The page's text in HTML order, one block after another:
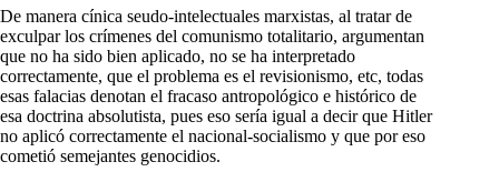
De manera cínica seudo-intelectuales marxistas, al tratar de
exculpar los crímenes del comunismo totalitario, argumentan
que no ha sido bien aplicado, no se ha interpretado
correctamente, que el problema es el revisionismo, etc, todas
esas falacias denotan el fracaso antropológico e histórico de
esa doctrina absolutista, pues eso sería igual a decir que Hitler
no aplicó correctamente el nacional-socialismo y que por eso
cometió semejantes genocidios.